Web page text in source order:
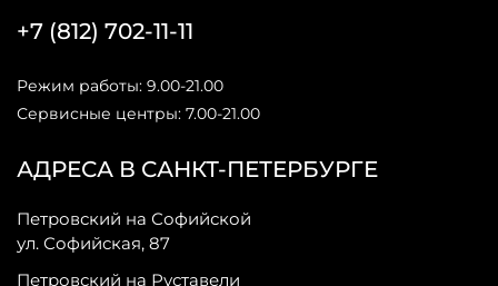
АДРЕСА В САНКТ-ПЕТЕРБУРГЕ
Петровский на Софийской
ул. Софийская, 87
Петровский на Руставели
+7 (812) 702-11-11
Режим работы: 9.00-21.00
Сервисные центры: 7.00-21.00